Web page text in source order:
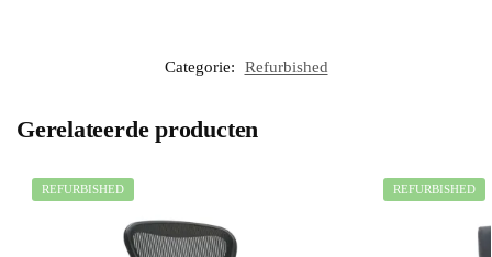
Categorie: Refurbished
Gerelateerde producten
REFURBISHED REFURBISHED